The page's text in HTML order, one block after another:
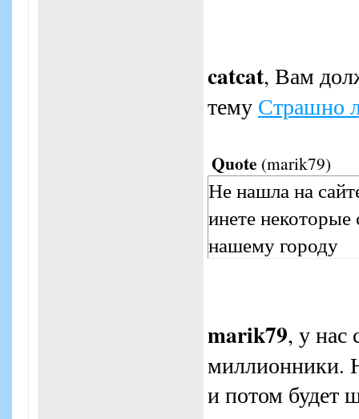
catcat, Вам
тему Страшно
Quote (marik79)
Не нашла на
инете
нашему городу
marik79, у нас
миллионники.
и потом будет